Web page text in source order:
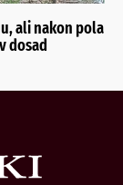
ali nakon pola
dosad